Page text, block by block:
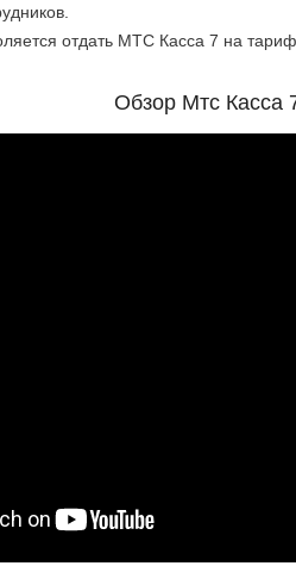
отдать МТС Касса 7 на
Обзор Мтс Касса